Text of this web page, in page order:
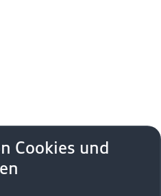
Zurück nach oben
Cookies und